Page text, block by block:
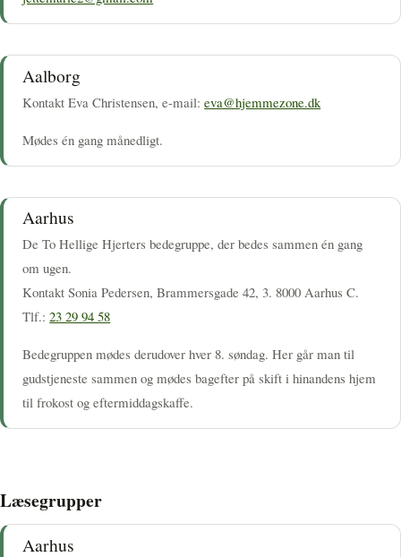
Aalborg
Kontakt Eva Christensen, e-mail:eva@hjemmezone.dk
Mødes én gang månedligt.
Aarhus
De To Hellige Hjerters bedegruppe, der bedes sammen én gang
om ugen.
Kontakt Sonia Pedersen, Brammersgade 42, 3. 8000 Aarhus C.
Tlf.:23 29 94 58
Bedegruppen mødes derudover hver 8. søndag. Her går man til
gudstjeneste sammen og mødes bagefter på skift i hinandens hjem
til frokost og eftermiddagskaffe.
Læsegrupper
Aarhus